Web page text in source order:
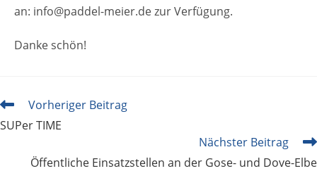
an: info@paddel-meier.de zur Verfügung.
Danke schön!
Weitere
ansehen
Vorheriger Beitrag
SUPer TIME
Nächster Beitrag
Öffentliche Einsatzstellen an der Gose- und Dove-Elbe